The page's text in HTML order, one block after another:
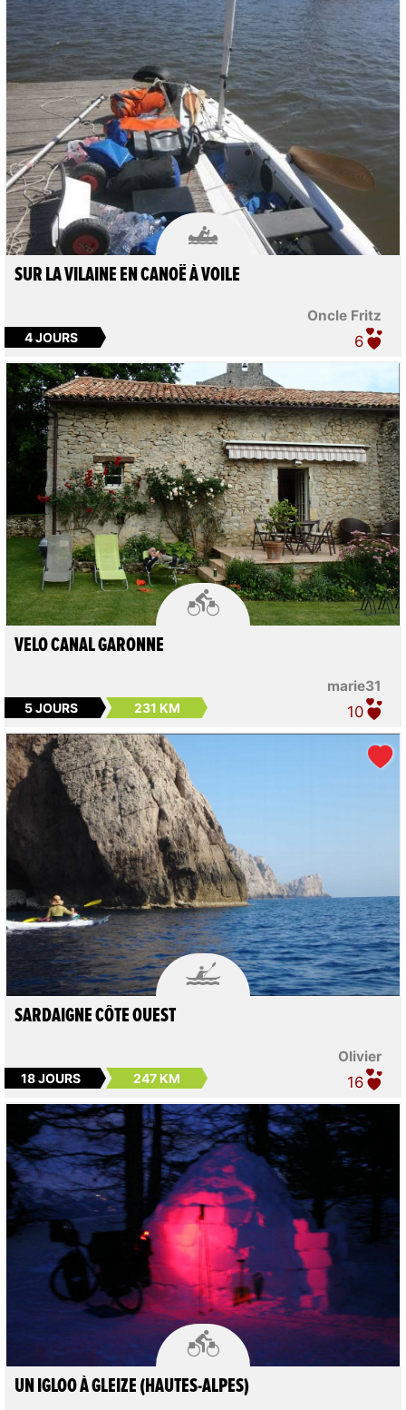

Oncle Fritz
SUR LA VILAINE EN CANOË À VOILE
4 JOURS 6

marie31
VELO CANAL GARONNE
5 JOURS 231 KM 10

Olivier
SARDAIGNE CÔTE OUEST
18 JOURS 247 KM 16

UN IGLOO À GLEIZE (HAUTES-ALPES)